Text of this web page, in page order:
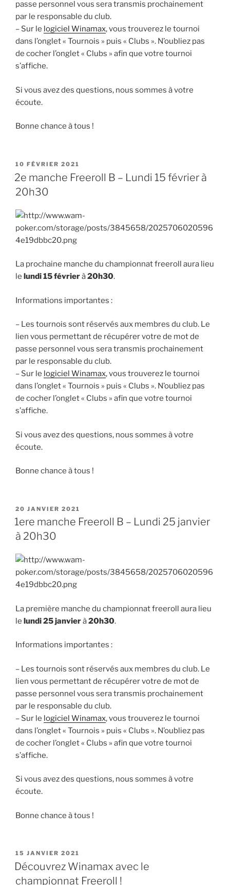
passe personnel vous sera transmis prochainement
par le responsable du club.
– Sur le logiciel Winamax, vous trouverez le tournoi
dans l’onglet « Tournois » puis « Clubs ». N’oubliez pas
de cocher l’onglet « Clubs » afin que votre tournoi
s’affiche.
Si vous avez des questions, nous sommes à votre
écoute.
Bonne chance à tous !
PUBLIÉ
LE
10 FÉVRIER 2021
2e manche Freeroll B – Lundi 15 février à
20h30
La prochaine manche du championnat freeroll aura lieu
le lundi 15 févrierà20h30.
Informations importantes :
– Les tournois sont réservés aux membres du club. Le
lien vous permettant de récupérer votre de mot de
passe personnel vous sera transmis prochainement
par le responsable du club.
– Sur le logiciel Winamax, vous trouverez le tournoi
dans l’onglet « Tournois » puis « Clubs ». N’oubliez pas
de cocher l’onglet « Clubs » afin que votre tournoi
s’affiche.
Si vous avez des questions, nous sommes à votre
écoute.
Bonne chance à tous !
PUBLIÉ
LE
20 JANVIER 2021
1ere manche Freeroll B – Lundi 25 janvier
à 20h30
La première manche du championnat freeroll aura lieu
le lundi 25 janvierà20h30.
Informations importantes :
– Les tournois sont réservés aux membres du club. Le
lien vous permettant de récupérer votre de mot de
passe personnel vous sera transmis prochainement
par le responsable du club.
– Sur le logiciel Winamax, vous trouverez le tournoi
dans l’onglet « Tournois » puis « Clubs ». N’oubliez pas
de cocher l’onglet « Clubs » afin que votre tournoi
s’affiche.
Si vous avez des questions, nous sommes à votre
écoute.
Bonne chance à tous !
PUBLIÉ
LE
15 JANVIER 2021
Découvrez Winamax avec le
championnat Freeroll !